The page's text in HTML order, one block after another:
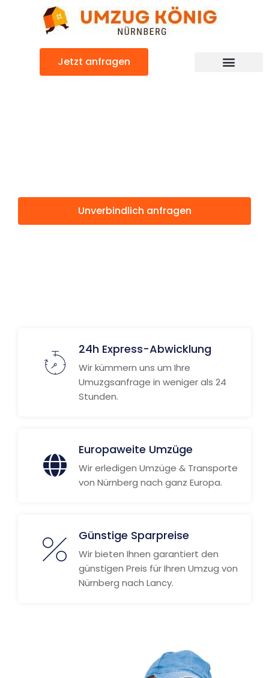
Jetzt anfragen
Unverbindlich anfragen
24h Express-Abwicklung
Wir kümmern uns um Ihre
Umuzgsanfrage in weniger als 24
Stunden.
Europaweite Umzüge
Wir erledigen Umzüge & Transporte
von Nürnberg nach ganz Europa.
Günstige Sparpreise
Wir bieten Ihnen garantiert den
günstigen Preis für Ihren Umzug von
Nürnberg nach Lancy.